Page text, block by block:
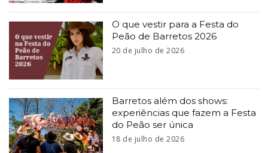
O que vestir para a Festa do
Peão de Barretos 2026
20 de julho de 2026
Barretos além dos shows:
experiências que fazem a Festa
do Peão ser única
18 de julho de 2026